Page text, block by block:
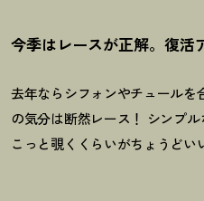
今季はレースが正解。復活
去年ならシフォンやチュール
の気分は断然レース ！ シンプ
こっと覗くくらいがちょうどい